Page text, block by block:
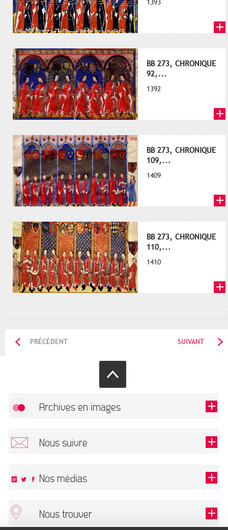
1393
BB 273, CHRONIQUE
92,...
1392
BB 273, CHRONIQUE
109,...
1409
BB 273, CHRONIQUE
110,...
1410
PRÉCÉDENT SUIVANT
Archives en images
Nous suivre
Ce champ est exigé.
Nos médias
Nous trouver